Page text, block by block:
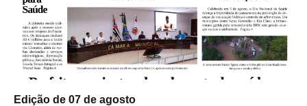
Edição de 07 de agosto